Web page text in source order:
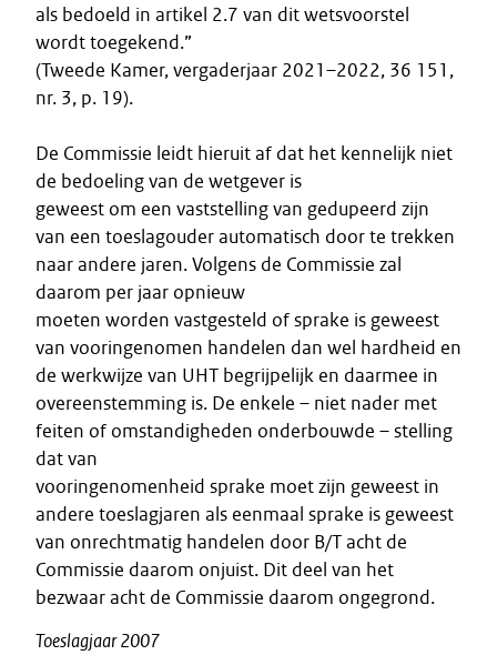
als bedoeld in artikel 2.7 van dit wetsvoorstel
wordt toegekend.”
(Tweede Kamer, vergaderjaar 2021–2022, 36 151,
nr. 3, p. 19).
De Commissie leidt hieruit af dat het kennelijk niet
de bedoeling van de wetgever is
geweest om een vaststelling van gedupeerd zijn
van een toeslagouder automatisch door te trekken
naar andere jaren. Volgens de Commissie zal
daarom per jaar opnieuw
moeten worden vastgesteld of sprake is geweest
van vooringenomen handelen dan wel hardheid en
de werkwijze van UHT begrijpelijk en daarmee in
overeenstemming is. De enkele – niet nader met
feiten of omstandigheden onderbouwde – stelling
dat van
vooringenomenheid sprake moet zijn geweest in
andere toeslagjaren als eenmaal sprake is geweest
van onrechtmatig handelen door B/T acht de
Commissie daarom onjuist. Dit deel van het
bezwaar acht de Commissie daarom ongegrond.
Toeslagjaar 2007